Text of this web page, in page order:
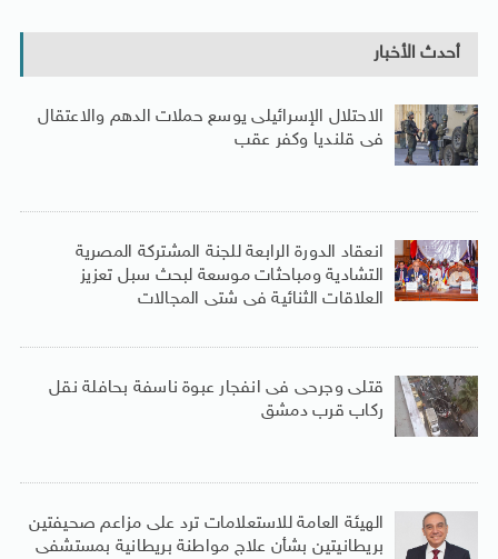
أحدث الأخبار
الاحتلال الإسرائيلى يوسع حملات الدهم والاعتقال
فى قلنديا وكفر عقب
انعقاد الدورة الرابعة للجنة المشتركة المصرية
التشادية ومباحثات موسعة لبحث سبل تعزيز
العلاقات الثنائية فى شتى المجالات
قتلى وجرحى فى انفجار عبوة ناسفة بحافلة نقل
ركاب قرب دمشق
الهيئة العامة للاستعلامات ترد على مزاعم صحيفتين
بريطانيتين بشأن علاج مواطنة بريطانية بمستشفى